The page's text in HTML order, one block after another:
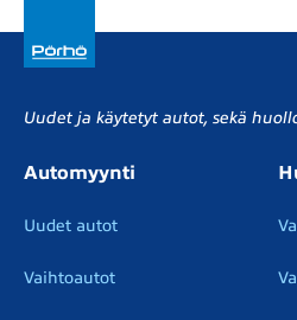
Uudet ja käytetyt autot, sekä
Automyynti
Uudet autot
Vaihtoautot